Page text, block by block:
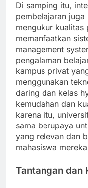
Di samping itu,
pembelajaran
mengukur kualitas
memanfaatkan
management
pengalaman
kampus privat
menggunakan
daring dan kelas
kemudahan dan
karena itu,
sama berupaya
yang relevan dan
mahasiswa
Tantangan dan